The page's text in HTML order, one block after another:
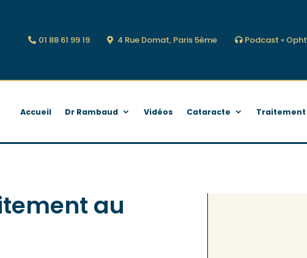
01 88 61 99 19 4 Rue Domat, Paris 5ème Podcast «
Accueil Dr Rambaud Vidéos Cataracte Traitement
au